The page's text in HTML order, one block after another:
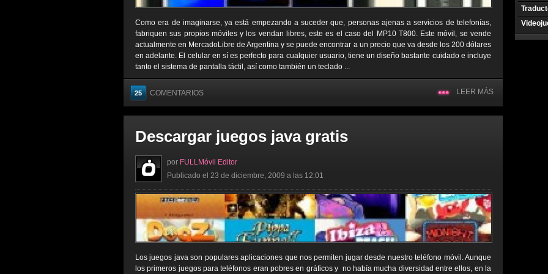
Como era de imaginarse, ya está empezando a suceder que, personas ajenas a servicios de telefonías,
fabriquen sus propios móviles y los vendan libres, este es el caso del MP10 T800. Este móvil, se vende
actualmente en MercadoLibre de Argentina y se puede encontrar a un precio que va desde los 200 dólares
en adelante. El celular en sí es perfecto para cualquier usuario, tiene un diseño bastante cuidado e incluye
tanto el sistema de pantalla táctil, así como también un teclado ...
25 COMENTARIOS LEER MÁS
Descargar juegos java gratis
por FULLMóvil Editor
Publicado el 23 de diciembre, 2009 a las 12:01
Los juegos java son populares aplicaciones que nos permiten jugar desde nuestro teléfono móvil. Aunque
los primeros juegos para teléfonos eran pobres en gráficos y no había mucha diversidad entre ellos, en la